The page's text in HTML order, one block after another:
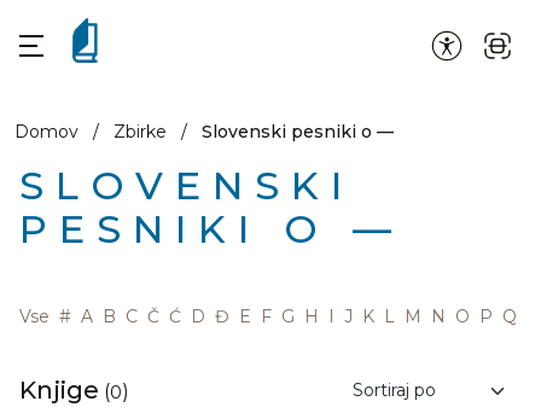
Domov / Zbirke / Slovenski pesniki o —
SLOVENSKI
PESNIKI O —
Vse # A B C Č Ć D Đ E F G H I J K L M N O P Q
Knjige (0)